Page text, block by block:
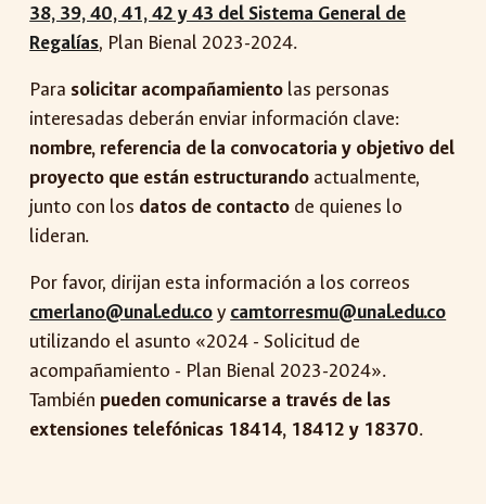
38, 39, 40, 41, 42 y 43 del Sistema General de
Regalías, Plan Bienal 2023-2024.
Para solicitar acompañamiento las personas
interesadas deberán enviar información clave:
nombre, referencia de la convocatoria y objetivo del
proyecto que están estructurando actualmente,
junto con los datos de contacto de quienes lo
lideran.
Por favor, dirijan esta información a los correos
cmerlano@unal.edu.coy camtorresmu@unal.edu.co
utilizando el asunto «2024 - Solicitud de
acompañamiento - Plan Bienal 2023-2024».
También pueden comunicarse a través de las
extensiones telefónicas 18414, 18412 y 18370.